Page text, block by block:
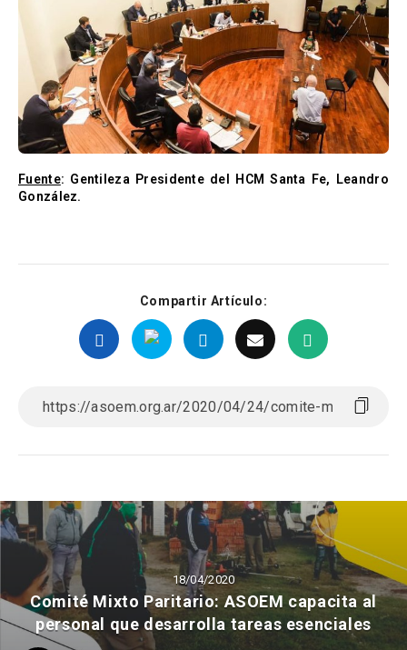
Fuente: Gentileza Presidente del HCM Santa Fe, Leandro
González.
Compartir Artículo:
18/04/2020
Comité Mixto Paritario: ASOEM capacita al
personal que desarrolla tareas esenciales